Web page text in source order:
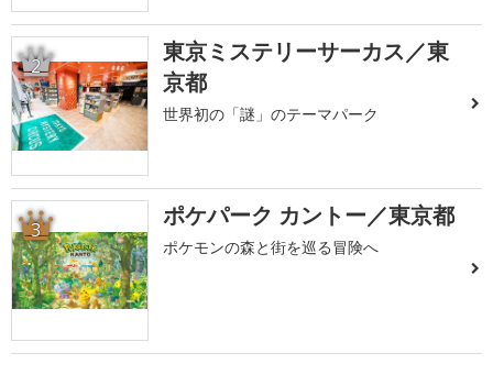
2
東京ミステリーサーカス／東
京都
世界初の「謎」のテーマパーク
3 ポケパーク カントー／東京都
ポケモンの森と街を巡る冒険へ